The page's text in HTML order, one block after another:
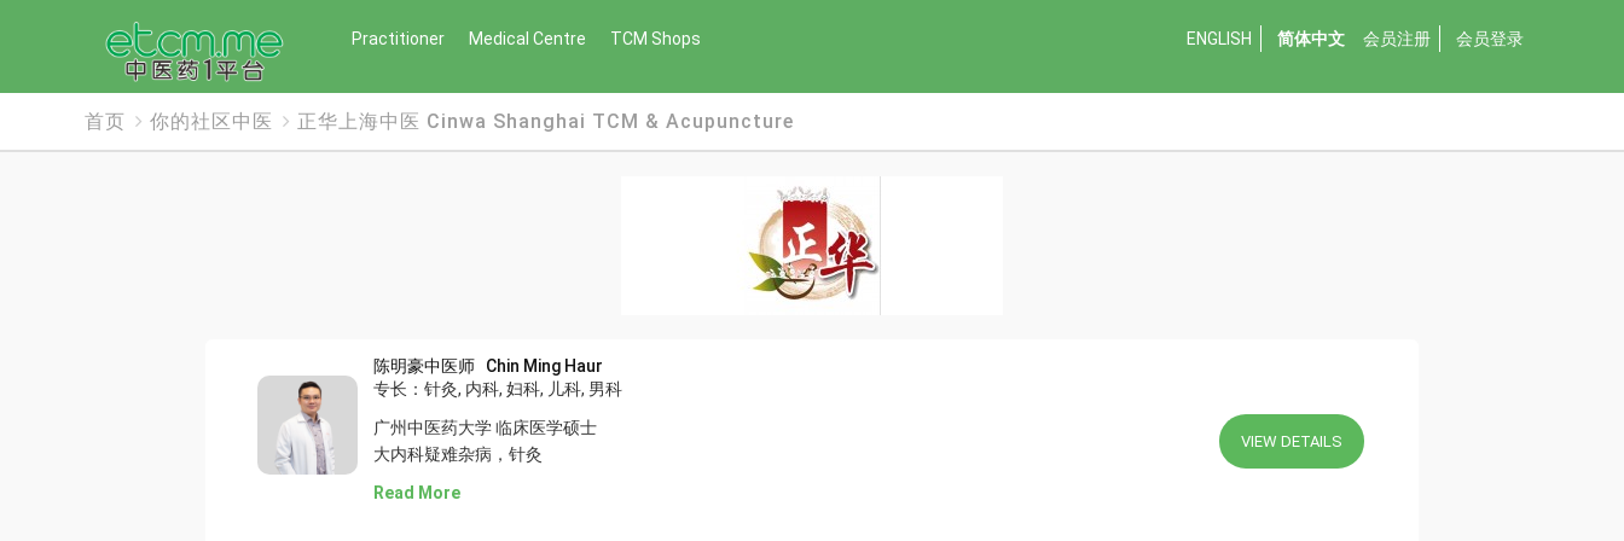
Practitioner Medical Centre TCM Shops ENGLISH 简体中文 会员注册 会员登录
首页 你的社区中医 正华上海中医 Cinwa Shanghai TCM & Acupuncture
陈明豪中医师 Chin Ming Haur
专长：针灸, 内科, 妇科, 儿科, 男科
广州中医药大学 临床医学硕士
大内科疑难杂病，针灸
Read More
VIEW DETAILS